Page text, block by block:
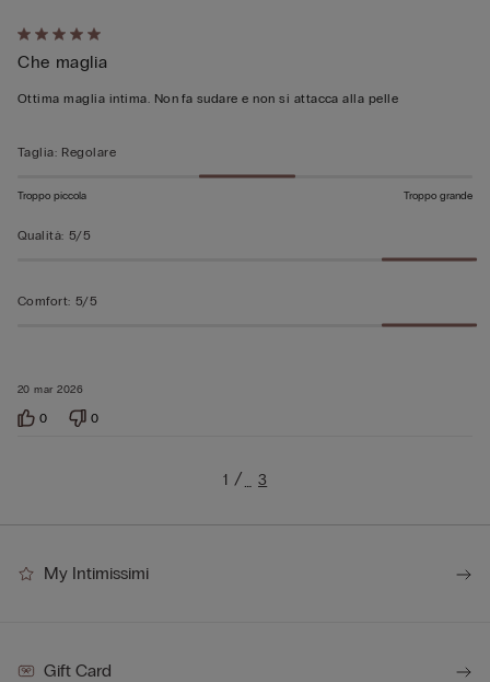
Valutato
5
su
20 mar 2026
Che maglia
Ottima maglia intima. Non fa sudare e non si attacca alla pelle
Taglia: Regolare
Troppo piccola Troppo grande
Qualità: 5/5
Comfort: 5/5
0 0
1 … 3
My Intimissimi
Gift Card